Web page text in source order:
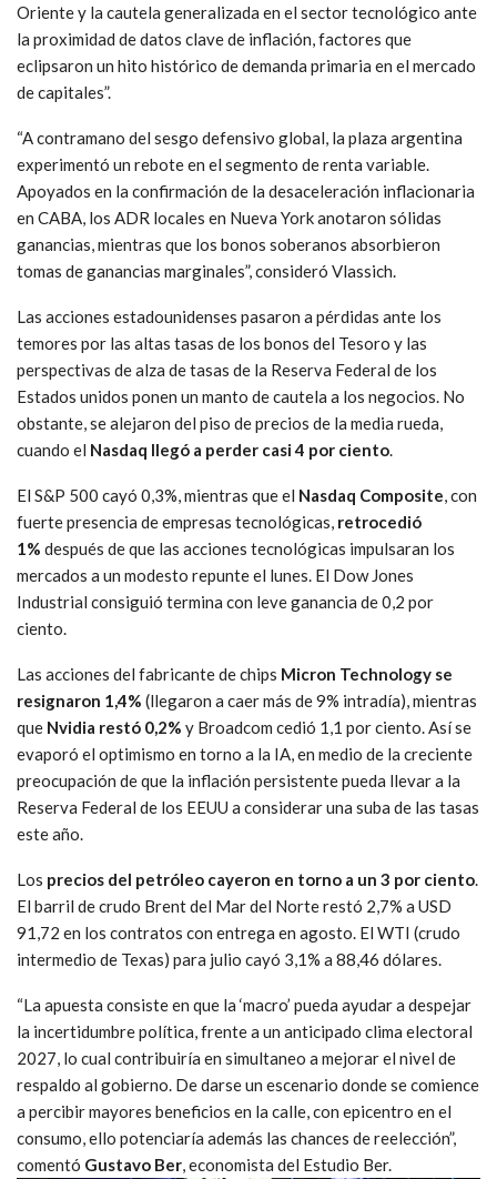
Oriente y la cautela generalizada en el sector tecnológico ante
la proximidad de datos clave de inflación, factores que
eclipsaron un hito histórico de demanda primaria en el mercado
de capitales”.
“A contramano del sesgo defensivo global, la plaza argentina
experimentó un rebote en el segmento de renta variable.
Apoyados en la confirmación de la desaceleración inflacionaria
en CABA, los ADR locales en Nueva York anotaron sólidas
ganancias, mientras que los bonos soberanos absorbieron
tomas de ganancias marginales”, consideró Vlassich.
Las acciones estadounidenses pasaron a pérdidas ante los
temores por las altas tasas de los bonos del Tesoro y las
perspectivas de alza de tasas de la Reserva Federal de los
Estados unidos ponen un manto de cautela a los negocios. No
obstante, se alejaron del piso de precios de la media rueda,
cuando el Nasdaq llegó a perder casi 4 por ciento.
El S&P 500 cayó 0,3%, mientras que el Nasdaq Composite, con
fuerte presencia de empresas tecnológicas, retrocedió
1% después de que las acciones tecnológicas impulsaran los
mercados a un modesto repunte el lunes. El Dow Jones
Industrial consiguió termina con leve ganancia de 0,2 por
ciento.
Las acciones del fabricante de chips Micron Technology se
resignaron 1,4% (llegaron a caer más de 9% intradía), mientras
que Nvidia restó 0,2% y Broadcom cedió 1,1 por ciento. Así se
evaporó el optimismo en torno a la IA, en medio de la creciente
preocupación de que la inflación persistente pueda llevar a la
Reserva Federal de los EEUU a considerar una suba de las tasas
este año.
Los precios del petróleo cayeron en torno a un 3 por ciento.
El barril de crudo Brent del Mar del Norte restó 2,7% a USD
91,72 en los contratos con entrega en agosto. El WTI (crudo
intermedio de Texas) para julio cayó 3,1% a 88,46 dólares.
“La apuesta consiste en que la ‘macro’ pueda ayudar a despejar
la incertidumbre política, frente a un anticipado clima electoral
2027, lo cual contribuiría en simultaneo a mejorar el nivel de
respaldo al gobierno. De darse un escenario donde se comience
a percibir mayores beneficios en la calle, con epicentro en el
consumo, ello potenciaría además las chances de reelección”,
comentó Gustavo Ber, economista del Estudio Ber.